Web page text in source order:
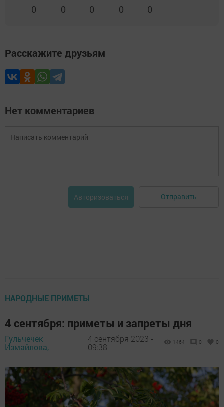
0 0 0 0 0
Расскажите друзьям
Нет комментариев
Авторизоваться Отправить
НАРОДНЫЕ ПРИМЕТЫ
4 сентября: приметы и запреты дня
Гульчечек
Измайлова,
4 сентября 2023 -
09:38
1464 0 0